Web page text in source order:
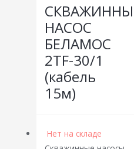
НАСОС
БЕЛАМОС
2TF-30/1
(кабель
15м)
Нет на складе